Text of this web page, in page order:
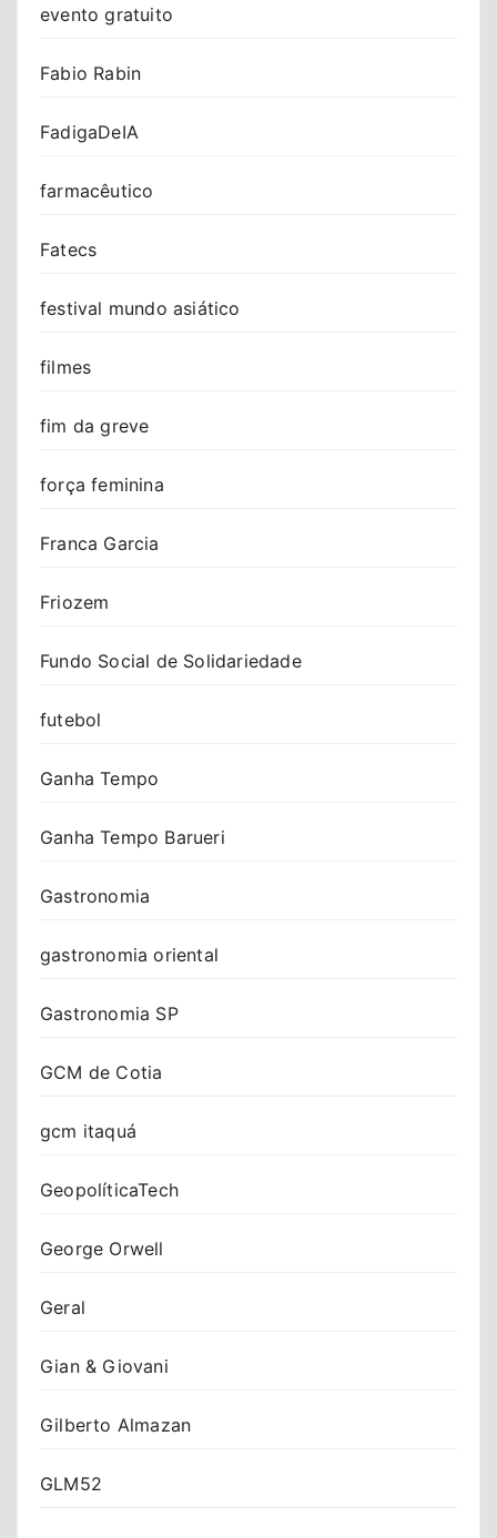
evento gratuito
Fabio Rabin
FadigaDeIA
farmacêutico
Fatecs
festival mundo asiático
filmes
fim da greve
força feminina
Franca Garcia
Friozem
Fundo Social de Solidariedade
futebol
Ganha Tempo
Ganha Tempo Barueri
Gastronomia
gastronomia oriental
Gastronomia SP
GCM de Cotia
gcm itaquá
GeopolíticaTech
George Orwell
Geral
Gian & Giovani
Gilberto Almazan
GLM52